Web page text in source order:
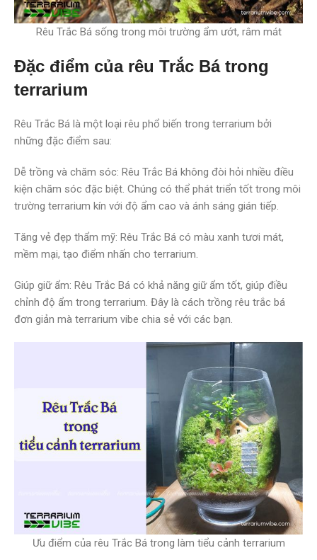
Rêu Trắc Bá sống trong môi trường ẩm ướt, râm mát
Đặc điểm của rêu Trắc Bá trong
terrarium
Rêu Trắc Bá là một loại rêu phổ biến trong terrarium bởi
những đặc điểm sau:
Dễ trồng và chăm sóc: Rêu Trắc Bá không đòi hỏi nhiều điều
kiện chăm sóc đặc biệt. Chúng có thể phát triển tốt trong môi
trường terrarium kín với độ ẩm cao và ánh sáng gián tiếp.
Tăng vẻ đẹp thẩm mỹ: Rêu Trắc Bá có màu xanh tươi mát,
mềm mại, tạo điểm nhấn cho terrarium.
Giúp giữ ẩm: Rêu Trắc Bá có khả năng giữ ẩm tốt, giúp điều
chỉnh độ ẩm trong terrarium. Đây là cách trồng rêu trắc bá
đơn giản mà terrarium vibe chia sẻ với các bạn.
Ưu điểm của rêu Trắc Bá trong làm tiểu cảnh terrarium